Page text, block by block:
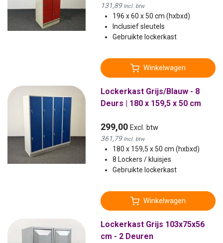
131,89 Incl. btw
196 x 60 x 50 cm (hxbxd)
Inclusief sleutels
Gebruikte lockerkast
Winkelwagen
Lockerkast Grijs/Blauw - 8
Deurs | 180 x 159,5 x 50 cm
299,00 Excl. btw
361,79 Incl. btw
180 x 159,5 x 50 cm (hxbxd)
8 Lockers / kluisjes
Gebruikte lockerkast
Winkelwagen
Lockerkast Grijs 103x75x56
cm - 2 Deuren